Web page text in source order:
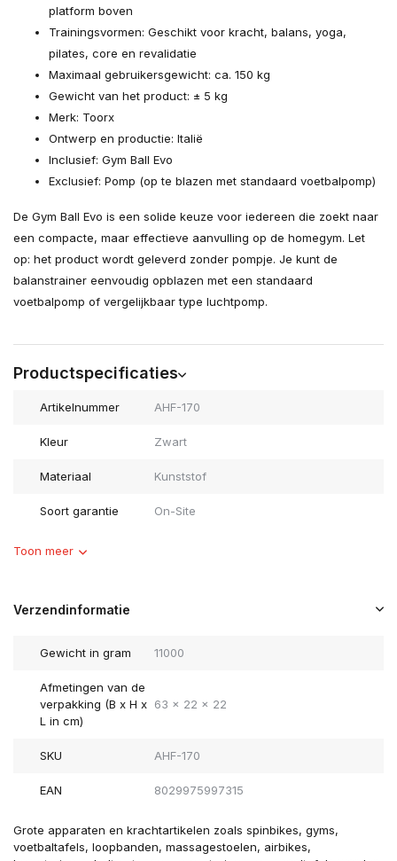
platform boven
Trainingsvormen: Geschikt voor kracht, balans, yoga,
pilates, core en revalidatie
Maximaal gebruikersgewicht: ca. 150 kg
Gewicht van het product: ± 5 kg
Merk: Toorx
Ontwerp en productie: Italië
Inclusief: Gym Ball Evo
Exclusief: Pomp (op te blazen met standaard voetbalpomp)
De Gym Ball Evo is een solide keuze voor iedereen die zoekt naar
een compacte, maar effectieve aanvulling op de homegym. Let
op: het product wordt geleverd zonder pompje. Je kunt de
balanstrainer eenvoudig opblazen met een standaard
voetbalpomp of vergelijkbaar type luchtpomp.
Productspecificaties
Artikelnummer AHF-170
Kleur Zwart
Materiaal Kunststof
Soort garantie On-Site
Toon meer
Verzendinformatie
Gewicht in gram 11000
Afmetingen van de
verpakking (B x H x
L in cm)
63 x 22 x 22
SKU AHF-170
EAN 8029975997315
Grote apparaten en krachtartikelen zoals spinbikes, gyms,
voetbaltafels, loopbanden, massagestoelen, airbikes,